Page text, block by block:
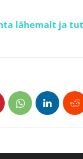
lähemalt ja